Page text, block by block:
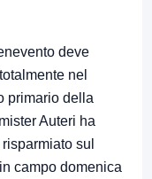
deve
nel
primario della
Auteri ha
sul
campo domenica